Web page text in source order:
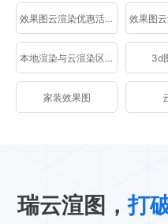
效果图云渲染优惠活动
本地渲染与云渲染区别 3d
家装效果图
瑞云渲图，打